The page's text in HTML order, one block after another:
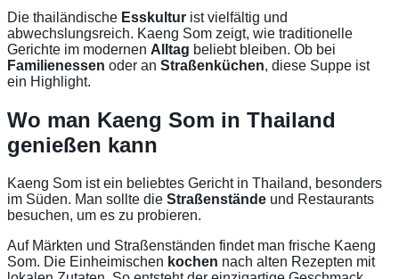
Die thailändische Esskultur ist vielfältig und
abwechslungsreich. Kaeng Som zeigt, wie traditionelle
Gerichte im modernen Alltag beliebt bleiben. Ob bei
Familienessen oder an Straßenküchen, diese Suppe ist
ein Highlight.
Wo man Kaeng Som in Thailand
genießen kann
Kaeng Som ist ein beliebtes Gericht in Thailand, besonders
im Süden. Man sollte die Straßenstände und Restaurants
besuchen, um es zu probieren.
Auf Märkten und Straßenständen findet man frische Kaeng
Som. Die Einheimischen kochen nach alten Rezepten mit